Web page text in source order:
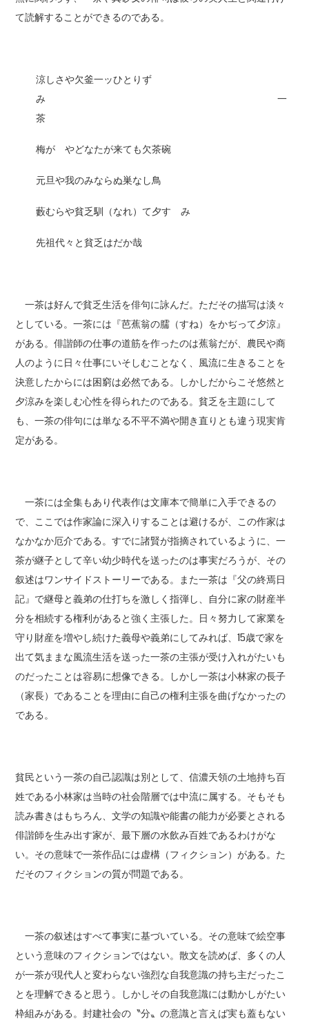
て読解することができるのである。
涼しさや欠釜一ッひとりず
み 一
茶
梅がゝやどなたが来ても欠茶碗
元旦や我のみならぬ巣なし鳥
藪むらや貧乏馴（なれ）て夕すゞみ
先祖代々と貧乏はだか哉
一茶は好んで貧乏生活を俳句に詠んだ。ただその描写は淡々
としている。一茶には『芭蕉翁の臑（すね）をかぢって夕涼』
がある。俳諧師の仕事の道筋を作ったのは蕉翁だが、農民や商
人のように日々仕事にいそしむことなく、風流に生きることを
決意したからには困窮は必然である。しかしだからこそ悠然と
夕涼みを楽しむ心性を得られたのである。貧乏を主題にして
も、一茶の俳句には単なる不平不満や開き直りとも違う現実肯
定がある。
一茶には全集もあり代表作は文庫本で簡単に入手できるの
で、ここでは作家論に深入りすることは避けるが、この作家は
なかなか厄介である。すでに諸賢が指摘されているように、一
茶が継子として辛い幼少時代を送ったのは事実だろうが、その
叙述はワンサイドストーリーである。また一茶は『父の終焉日
記』で継母と義弟の仕打ちを激しく指弾し、自分に家の財産半
分を相続する権利があると強く主張した。日々努力して家業を
守り財産を増やし続けた義母や義弟にしてみれば、15歳で家を
出て気ままな風流生活を送った一茶の主張が受け入れがたいも
のだったことは容易に想像できる。しかし一茶は小林家の長子
（家長）であることを理由に自己の権利主張を曲げなかったの
である。
貧民という一茶の自己認識は別として、信濃天領の土地持ち百
姓である小林家は当時の社会階層では中流に属する。そもそも
読み書きはもちろん、文学の知識や能書の能力が必要とされる
俳諧師を生み出す家が、最下層の水飲み百姓であるわけがな
い。その意味で一茶作品には虚構（フィクション）がある。た
だそのフィクションの質が問題である。
一茶の叙述はすべて事実に基づいている。その意味で絵空事
という意味のフィクションではない。散文を読めば、多くの人
が一茶が現代人と変わらない強烈な自我意識の持ち主だったこ
とを理解できると思う。しかしその自我意識には動かしがたい
枠組みがある。封建社会の〝分〟の意識と言えば実も蓋もない